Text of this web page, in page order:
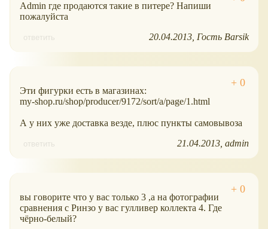
Admin где продаются такие в питере? Напиши
пожалуйста
ответить 20.04.2013 Гость Barsik
Эти фигурки есть в магазинах:
my-shop.ru/shop/producer/9172/sort/a/page/1.html
А у них уже доставка везде, плюс пункты самовывоза
ответить 21.04.2013 admin
вы говорите что у вас только 3 ,а на фотографии
сравнения с Ринзо у вас гулливер коллекта 4. Где
чёрно-белый?